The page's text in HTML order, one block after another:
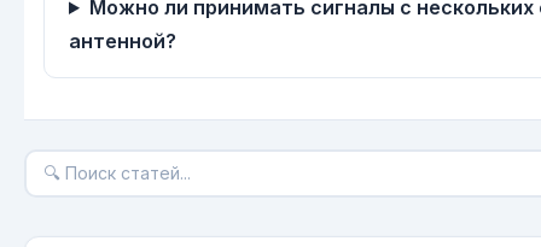
Можно ли принимать сигналы с нескольких
антенной?